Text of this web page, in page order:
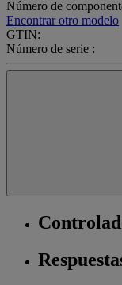
Número de
Encontrar otro modelo
GTIN:
Número de serie :